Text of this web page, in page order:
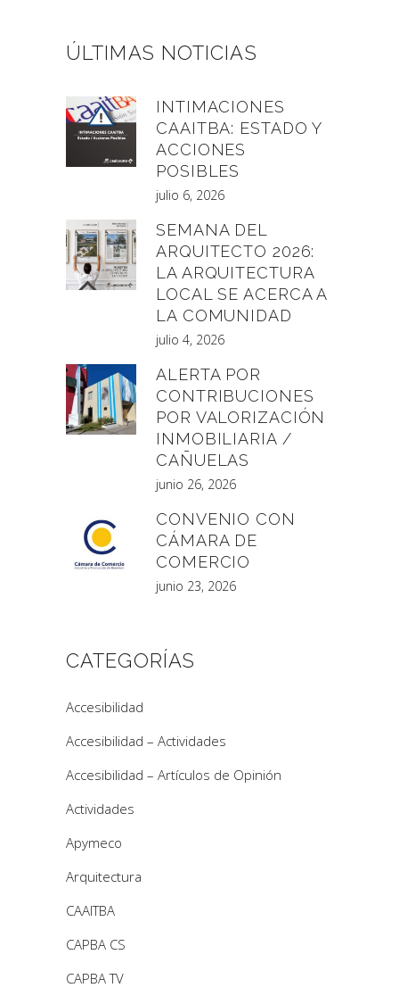
ÚLTIMAS NOTICIAS
INTIMACIONES
CAAITBA: ESTADO Y
ACCIONES
POSIBLES
julio 6, 2026
SEMANA DEL
ARQUITECTO 2026:
LA ARQUITECTURA
LOCAL SE ACERCA A
LA COMUNIDAD
julio 4, 2026
ALERTA POR
CONTRIBUCIONES
POR VALORIZACIÓN
INMOBILIARIA /
CAÑUELAS
junio 26, 2026
CONVENIO CON
CÁMARA DE
COMERCIO
junio 23, 2026
CATEGORÍAS
Accesibilidad
Accesibilidad – Actividades
Accesibilidad – Artículos de Opinión
Actividades
Apymeco
Arquitectura
CAAITBA
CAPBA CS
CAPBA TV